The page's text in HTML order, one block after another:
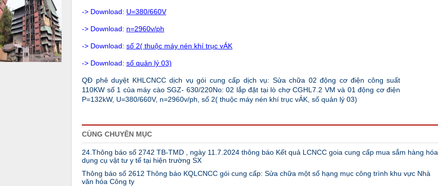
-> Download: U=380/660V
-> Download: n=2960v/ph
-> Download: số 2( thuộc máy nén khí trục vÁK
-> Download: số quản lý 03)
QĐ phê duyệt KHLCNCC dịch vụ gói cung cấp dịch vụ: Sửa chữa 02 động cơ điện công suất
110KW số 1 của máy cào SGZ- 630/220No: 02 lắp đặt tại lò chợ CGHL7.2 VM và 01 động cơ điện
P=132kW, U=380/660V, n=2960v/ph, số 2( thuộc máy nén khí trục vÁK, số quản lý 03)
CÙNG CHUYÊN MỤC
24.Thông báo số 2742 TB-TMD , ngày 11.7.2024 thông báo Kết quả LCNCC goia cung cấp mua sắm hàng hóa
dụng cụ vật tư y tế tại hiện trường SX
Thông báo số 2612 Thông báo KQLCNCC gói cung cấp: Sửa chữa một số hạng mục công trình khu vực Nhà
văn hóa Công ty